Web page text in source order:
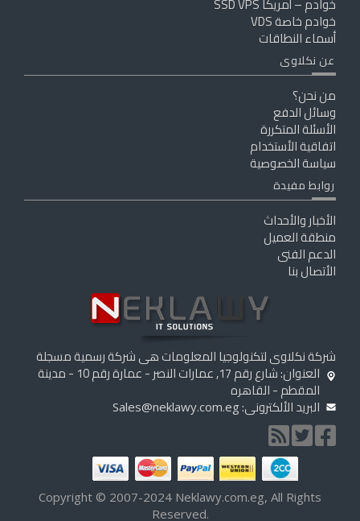
خوادم خاصة VDS
أسماء النطاقات
عن نكلاوى
من نحن؟
وسائل الدفع
الأسئلة المتكررة
اتفاقية الأستخدام
سياسة الخصوصية
روابط مفيدة
الأخبار والأحداث
منطقة العميل
الدعم الفنى
الأتصال بنا
شركة نكلاوى لتكنولوجيا المعلومات هى شركة رسمية مسجلة
العنوان: شارع رقم 17, عمارات النصر - عمارة رقم 10 - مدينة
المقطم - القاهره
البريد الألكترونى: Sales@neklawy.com.eg
Copyright © 2007-2024 Neklawy.com.eg, All Rights
Reserved.